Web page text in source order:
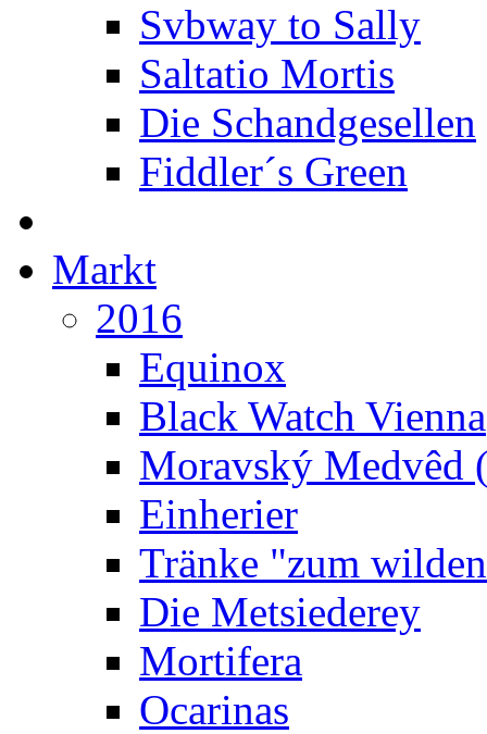
Svbway to Sally
Saltatio Mortis
Die Schandgesellen
Fiddler´s Green
Markt
2016
Equinox
Black Watch Vienna
Moravský Medvêd
Einherier
Tränke "zum
Die Metsiederey
Mortifera
Ocarinas